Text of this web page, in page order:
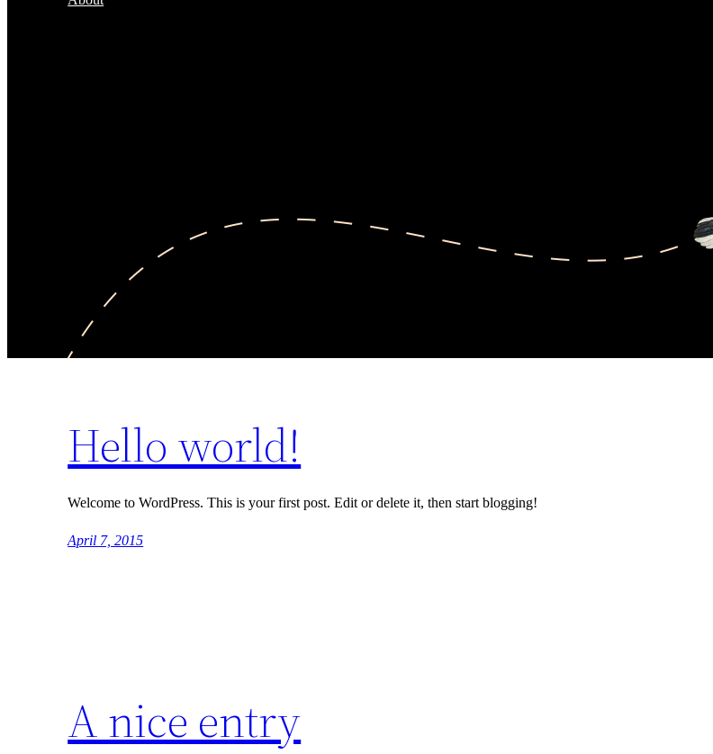
Hello world!
Welcome to WordPress. This is your first post. Edit or delete it, then start blogging!
April 7, 2015
A nice entry